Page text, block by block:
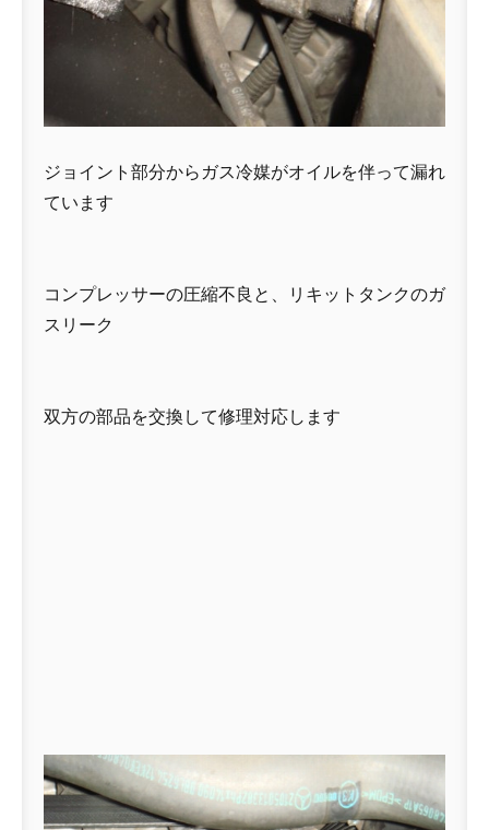
ジョイント部分からガス冷媒がオイルを伴って漏れ
ています
コンプレッサーの圧縮不良と、リキットタンクのガ
スリーク
双方の部品を交換して修理対応します